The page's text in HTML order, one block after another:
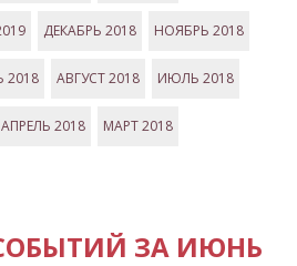
ДЕКАБРЬ 2018 НОЯБРЬ 2018
2018 АВГУСТ 2018 ИЮЛЬ 2018
АПРЕЛЬ 2018 МАРТ 2018
ЗА ИЮНЬ